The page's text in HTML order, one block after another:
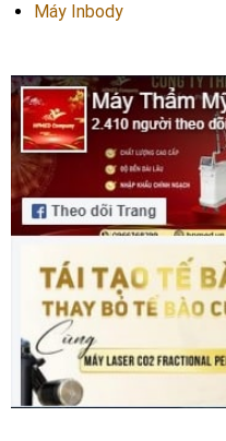
Máy Inbody